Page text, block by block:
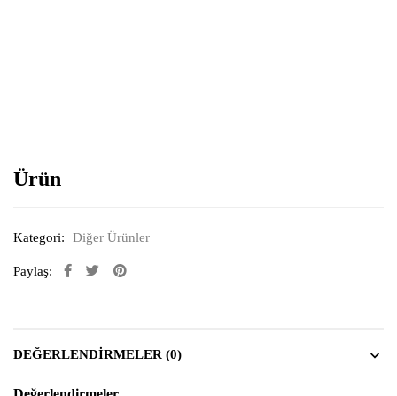
Ürün
Kategori: Diğer Ürünler
Paylaş:
DEĞERLENDIRMELER (0)